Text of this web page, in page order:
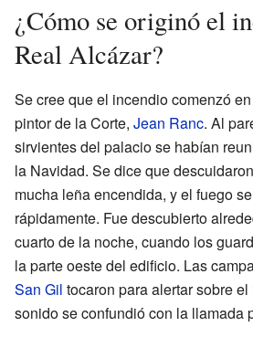
¿Cómo se originó el
Real Alcázar?
Se cree que el incendio comenzó
pintor de la Corte, Jean Ranc. Al
sirvientes del palacio se habían
la Navidad. Se dice que
mucha leña encendida, y el fuego
rápidamente. Fue descubierto
cuarto de la noche, cuando los
la parte oeste del edificio. Las
San Gil tocaron para alertar sobre
sonido se confundió con la llamada